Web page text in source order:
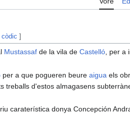
còdic ]
Mustassaf de la vila deCastelló, per a
per a que pogueren beureaigua els
treballs d'estos almagasens
caraterística donya Concepción